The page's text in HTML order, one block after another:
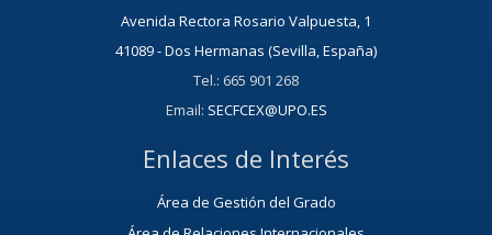
Avenida Rectora Rosario Valpuesta, 1
41089 - Dos Hermanas (Sevilla, España)
Tel.: 665 901 268
Email: SECFCEX@UPO.ES
Enlaces de Interés
Área de Gestión del Grado